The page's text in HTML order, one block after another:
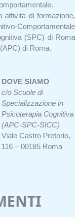
attività di formazione,
Comportamentale
(SPC) di Roma
di Roma.
DOVE SIAMO
c/o Scuole di
Specializzazione in
Psicoterapia Cognitiva
(APC-SPC-SICC)
Viale Castro Pretorio,
116 – 00185 Roma